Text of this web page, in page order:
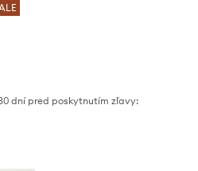
dní pred poskytnutím zľavy: